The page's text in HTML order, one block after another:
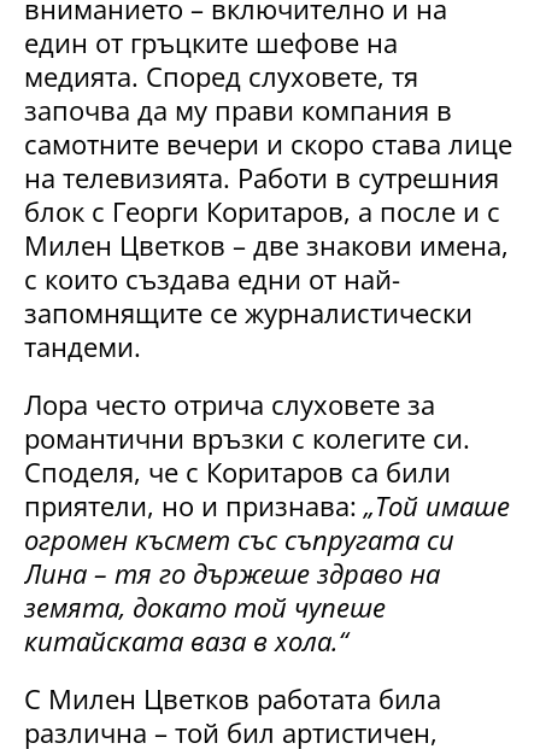
вниманието – включително и на
един от гръцките шефове на
медията. Според слуховете, тя
започва да му прави компания в
самотните вечери и скоро става лице
на телевизията. Работи в сутрешния
блок с Георги Коритаров, а после и с
Милен Цветков – две знакови имена,
с които създава едни от най-
запомнящите се журналистически
тандеми.
Лора често отрича слуховете за
романтични връзки с колегите си.
Споделя, че с Коритаров са били
приятели, но и признава: „Той имаше
огромен късмет със съпругата си
Лина – тя го държеше здраво на
земята, докато той чупеше
китайската ваза в хола.“
С Милен Цветков работата била
различна – той бил артистичен,